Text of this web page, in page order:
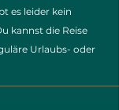
es leider kein
kannst die Reise
Urlaubs- oder